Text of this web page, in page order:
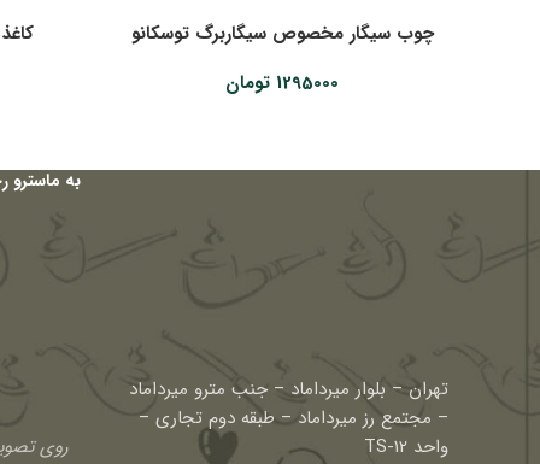
چوب سیگار مخصوص سیگاربرگ توسکانو
1295000 تومان
تهران – بلوار میرداماد – جنب مترو میرداماد
– مجتمع رز میرداماد – طبقه دوم تجاری –
واحد TS-12
به
روی